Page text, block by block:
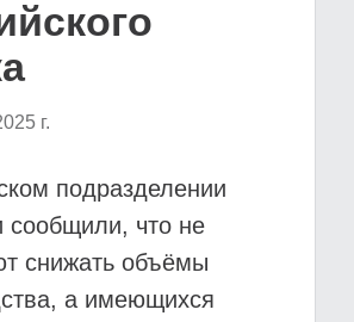
г.
подразделении
сообщили, что не
снижать объёмы
а имеющихся